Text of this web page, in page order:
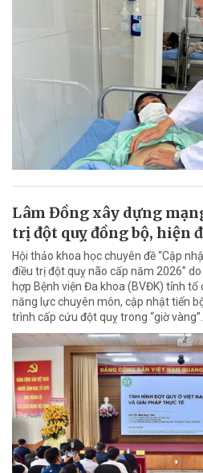
Lâm Đồng xây dựng
trị đột quỵ đồng bộ, hiện
Hội thảo khoa học chuyên đề “Cập
điều trị đột quỵ não cấp năm 2026”
hợp Bệnh viện Đa khoa (BVĐK) tỉnh
năng lực chuyên môn, cập nhật tiến
trình cấp cứu đột quỵ trong “giờ vàng”.